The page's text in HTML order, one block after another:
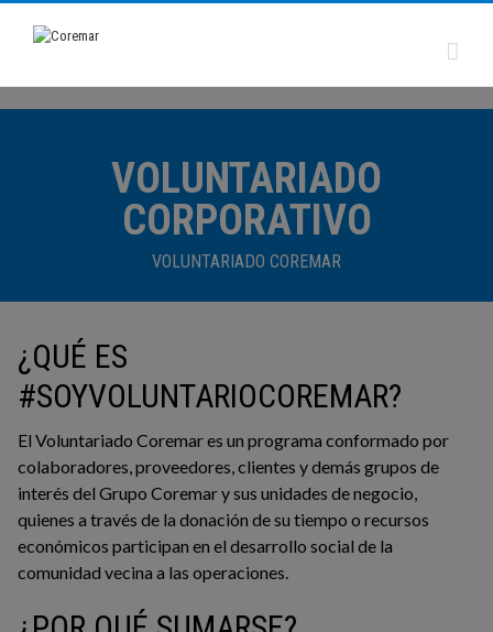
VOLUNTARIADO
CORPORATIVO
VOLUNTARIADO COREMAR
¿QUÉ ES
#SOYVOLUNTARIOCOREMAR?
El Voluntariado Coremar es un programa conformado por
colaboradores, proveedores, clientes y demás grupos de
interés del Grupo Coremar y sus unidades de negocio,
quienes a través de la donación de su tiempo o recursos
económicos participan en el desarrollo social de la
comunidad vecina a las operaciones.